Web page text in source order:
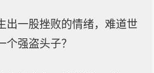
出一股挫败的情绪，难道世
强盗头子？